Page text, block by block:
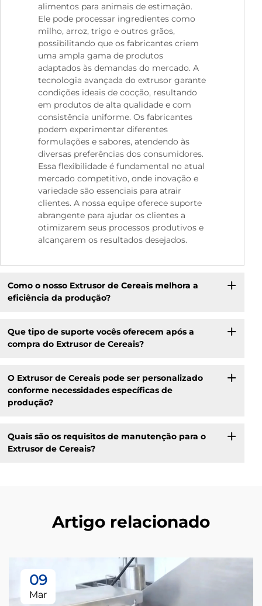
alimentos para animais de estimação.
Ele pode processar ingredientes como
milho, arroz, trigo e outros grãos,
possibilitando que os fabricantes criem
uma ampla gama de produtos
adaptados às demandas do mercado. A
tecnologia avançada do extrusor garante
condições ideais de cocção, resultando
em produtos de alta qualidade e com
consistência uniforme. Os fabricantes
podem experimentar diferentes
formulações e sabores, atendendo às
diversas preferências dos consumidores.
Essa flexibilidade é fundamental no atual
mercado competitivo, onde inovação e
variedade são essenciais para atrair
clientes. A nossa equipe oferece suporte
abrangente para ajudar os clientes a
otimizarem seus processos produtivos e
alcançarem os resultados desejados.
Como o nosso Extrusor de Cereais melhora a
eficiência da produção?
Que tipo de suporte vocês oferecem após a
compra do Extrusor de Cereais?
O Extrusor de Cereais pode ser personalizado
conforme necessidades específicas de
produção?
Quais são os requisitos de manutenção para o
Extrusor de Cereais?
Artigo relacionado
09
Mar